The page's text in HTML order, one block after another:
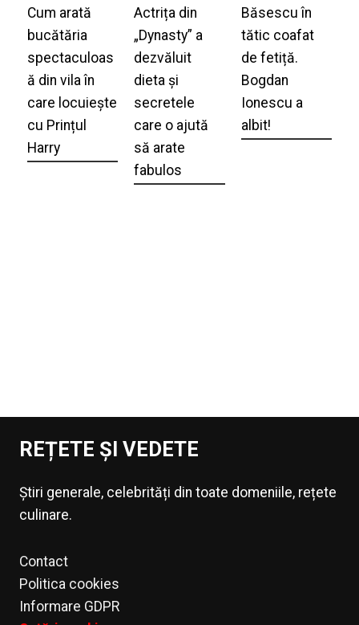
Cum arată
bucătăria
spectaculoas
ă din vila în
care locuiește
cu Prințul
Harry
Actrița din
„Dynasty” a
dezvăluit
dieta și
secretele
care o ajută
să arate
fabulos
Băsescu în
tătic coafat
de fetiță.
Bogdan
Ionescu a
albit!
REȚETE ȘI VEDETE
Știri generale, celebrități din toate domeniile, rețete
culinare.
Contact
Politica cookies
Informare GDPR